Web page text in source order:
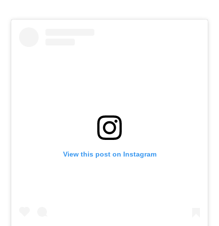
View this post on Instagram